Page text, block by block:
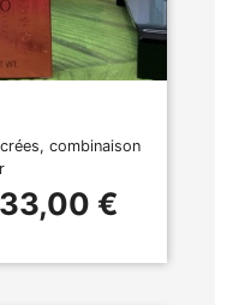
combinaison
33,00 €